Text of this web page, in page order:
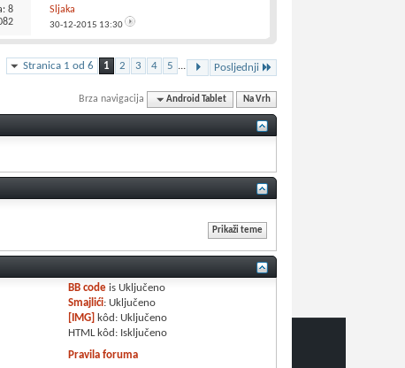
8
Sljaka
30-12-2015 13:30
Stranica 1 od 6 1 2 3 4 5 ... Posljednji
Brza navigacija Android Tablet Na Vrh
BB code isUključeno
Smajlići: Uključeno
[IMG] kôd: Uključeno
HTML kôd: Isključeno
Pravila foruma